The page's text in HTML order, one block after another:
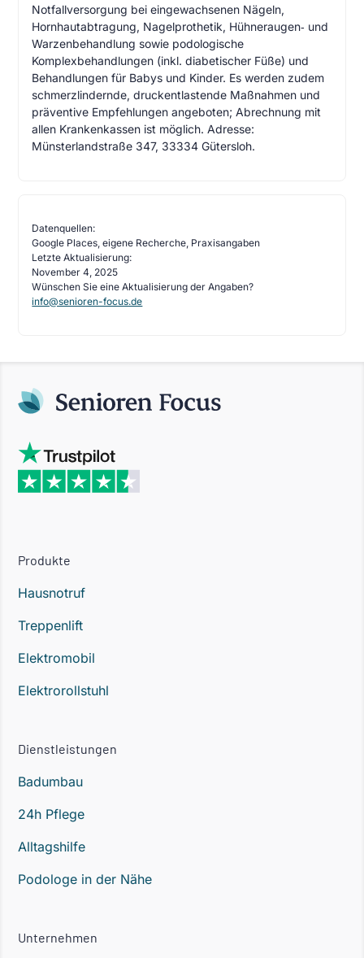
Notfallversorgung bei eingewachsenen Nägeln,
Hornhautabtragung, Nagelprothetik, Hühneraugen‑ und
Warzenbehandlung sowie podologische
Komplexbehandlungen (inkl. diabetischer Füße) und
Behandlungen für Babys und Kinder. Es werden zudem
schmerzlindernde, druckentlastende Maßnahmen und
präventive Empfehlungen angeboten; Abrechnung mit
allen Krankenkassen ist möglich. Adresse:
Münsterlandstraße 347, 33334 Gütersloh.
Datenquellen:
Google Places, eigene Recherche, Praxisangaben
Letzte Aktualisierung:
November 4, 2025
Wünschen Sie eine Aktualisierung der Angaben?
info@senioren-focus.de
Produkte
Hausnotruf
Treppenlift
Elektromobil
Elektrorollstuhl
Dienstleistungen
Badumbau
24h Pflege
Alltagshilfe
Podologe in der Nähe
Unternehmen